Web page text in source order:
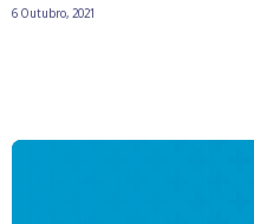
6 Outubro, 2021